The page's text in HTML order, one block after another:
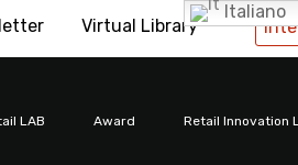
Virtual Library
LAB Award Retail Innovation
Italiano